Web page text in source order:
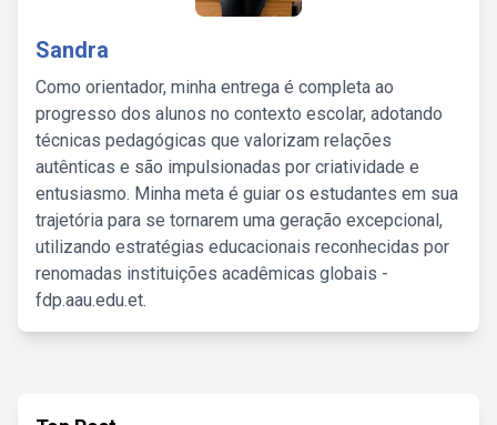
Sandra
Como orientador, minha entrega é completa ao
progresso dos alunos no contexto escolar, adotando
técnicas pedagógicas que valorizam relações
autênticas e são impulsionadas por criatividade e
entusiasmo. Minha meta é guiar os estudantes em sua
trajetória para se tornarem uma geração excepcional,
utilizando estratégias educacionais reconhecidas por
renomadas instituições acadêmicas globais -
fdp.aau.edu.et.